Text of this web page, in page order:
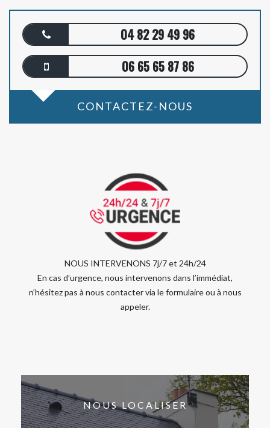
04 82 29 49 96
06 65 65 87 86
CONTACTEZ-NOUS
NOUS INTERVENONS 7j/7 et 24h/24
En cas d’urgence, nous intervenons dans l’immédiat,
n’hésitez pas à nous contacter via le formulaire ou à nous
appeler.
NOUS LOCALISER